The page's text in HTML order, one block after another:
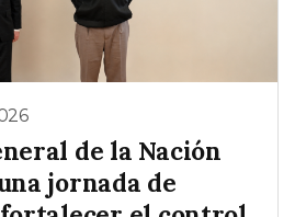
de la Nación
jornada de